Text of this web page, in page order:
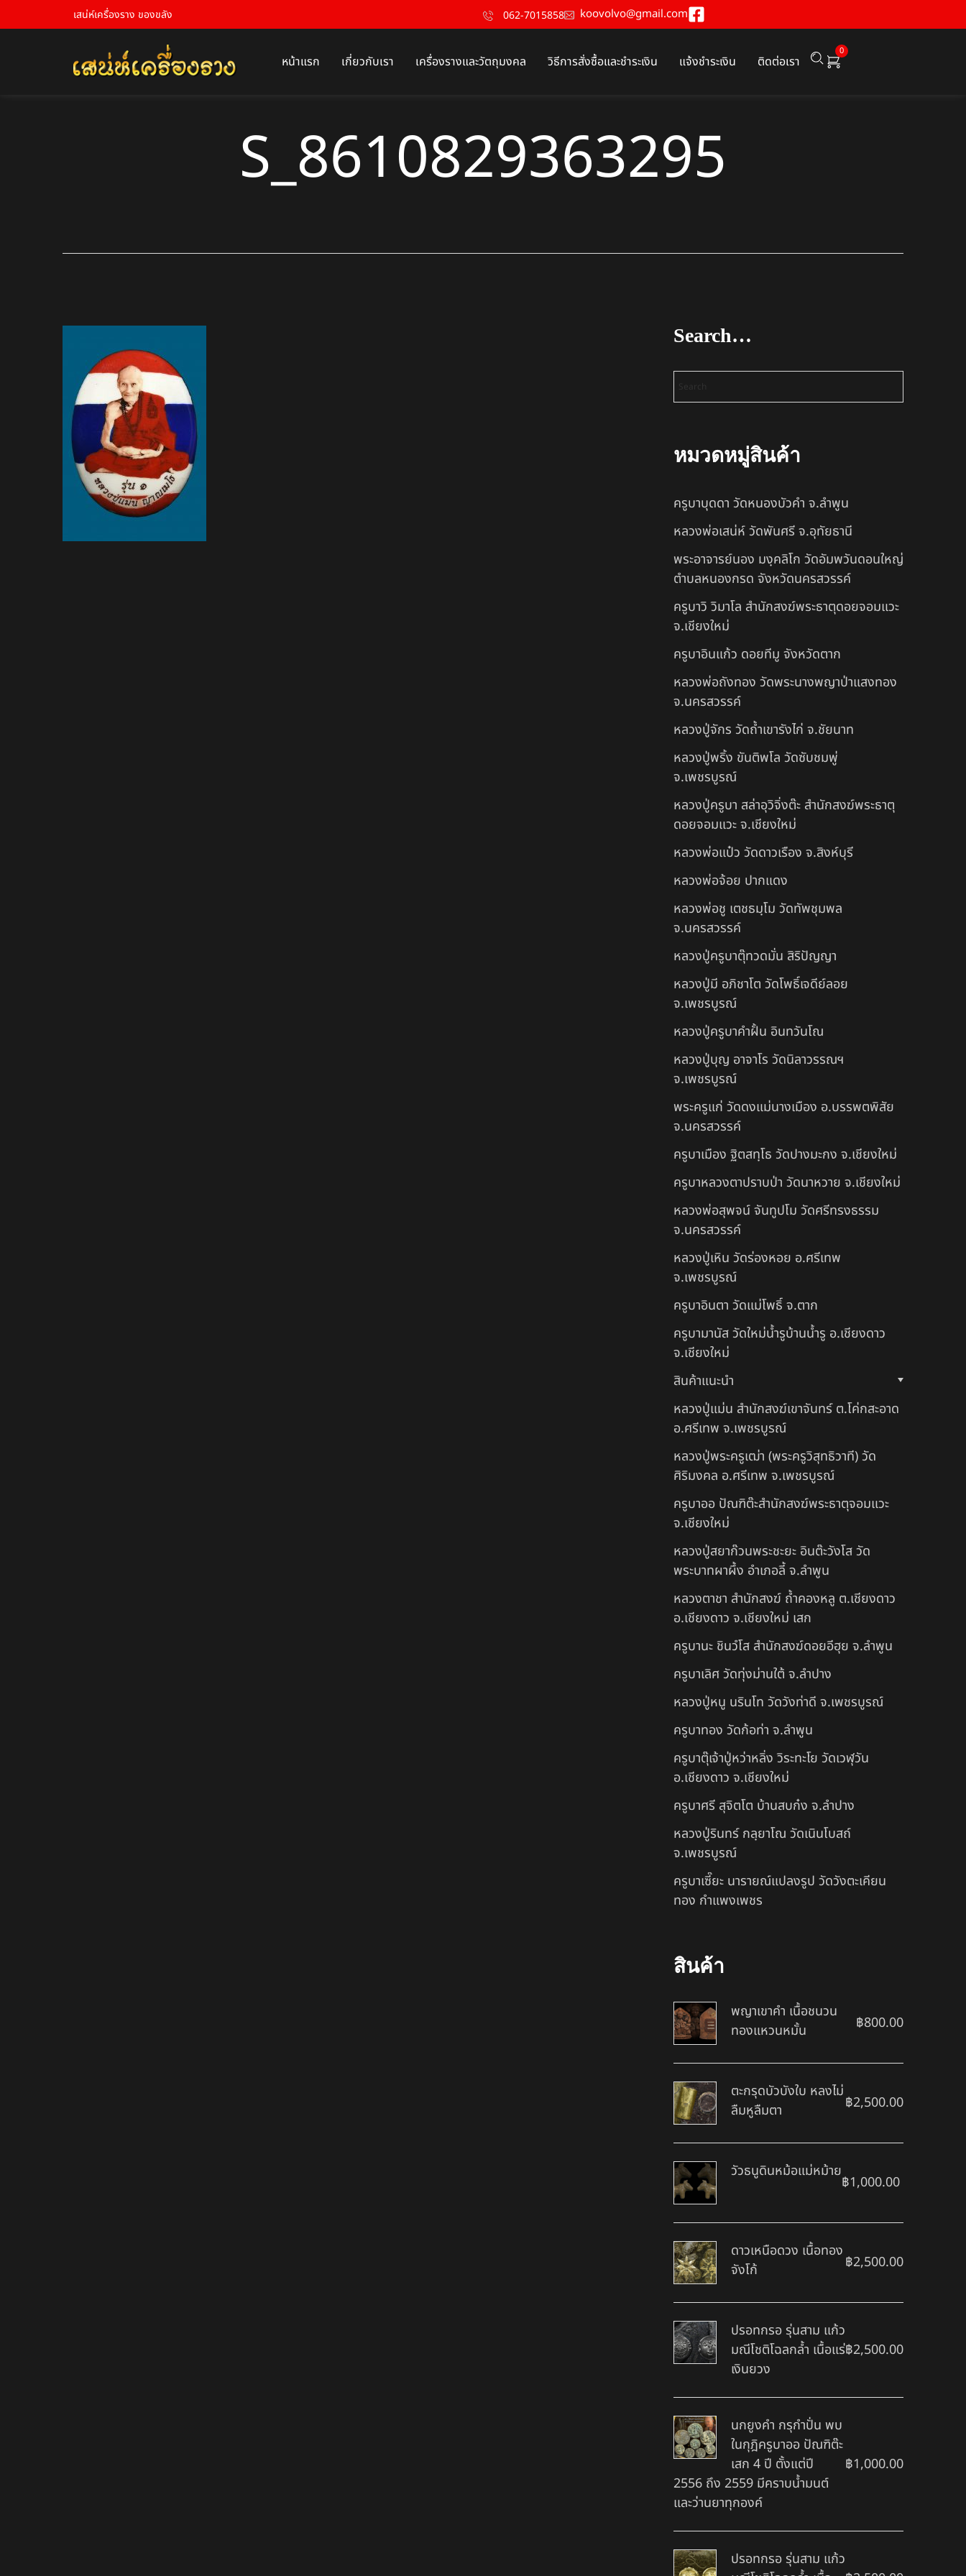
เสน่ห์เครื่องราง ของขลัง 062-7015858 koovolvo@gmail.com
หน้าแรก เกี่ยวกับเรา เครื่องรางและวัตถุมงคล วิธีการสั่งซื้อและชำระเงิน แจ้งชำระเงิน ติดต่อเรา
0
S_8610829363295
Search…
หมวดหมู่สินค้า
ครูบาบุดดา วัดหนองบัวคํา จ.ลําพูน
หลวงพ่อเสน่ห์ วัดพันศรี จ.อุทัยธานี
พระอาจารย์นอง มงฺคลิโก วัดอัมพวันดอนใหญ่
ตำบลหนองกรด จังหวัดนครสวรรค์
ครูบาวิ วิมาโล สำนักสงฆ์พระธาตุดอยจอมแวะ
จ.เชียงใหม่
ครูบาอินแก้ว ดอยทีมู จังหวัดตาก
หลวงพ่อถังทอง วัดพระนางพญาป่าแสงทอง
จ.นครสวรรค์
หลวงปู่จักร วัดถ้ำเขารังไก่ จ.ชัยนาท
หลวงปู่พริ้ง ขันติพโล วัดซับชมพู่
จ.เพชรบูรณ์
หลวงปู่ครูบา สล่าอุวิจิ่งต๊ะ สำนักสงฆ์พระธาตุ
ดอยจอมแวะ จ.เชียงใหม่
หลวงพ่อแป๋ว วัดดาวเรือง จ.สิงห์บุรี
หลวงพ่อจ้อย ปากแดง
หลวงพ่อชู เตชธมฺโม วัดทัพชุมพล
จ.นครสวรรค์
หลวงปู่ครูบาตุ๊ทวดมั่น สิริปัญญา
หลวงปู่มี อภิชาโต วัดโพธิ์เจดีย์ลอย
จ.เพชรบูรณ์
หลวงปู่ครูบาคำฝั้น อินทวันโณ
หลวงปู่บุญ อาจาโร วัดนิลาวรรณฯ
จ.เพชรบูรณ์
พระครูแก่ วัดดงแม่นางเมือง อ.บรรพตพิสัย
จ.นครสวรรค์
ครูบาเมือง ฐิตสทฺโธ วัดปางมะกง จ.เชียงใหม่
ครูบาหลวงตาปราบป่า วัดนาหวาย จ.เชียงใหม่
หลวงพ่อสุพจน์ จันทูปโม วัดศรีทรงธรรม
จ.นครสวรรค์
หลวงปู่เหิน วัดร่องหอย อ.ศรีเทพ
จ.เพชรบูรณ์
ครูบาอินตา วัดแม่โพธิ์ จ.ตาก
ครูบามานัส วัดใหม่น้ำรูบ้านน้ำรู อ.เชียงดาว
จ.เชียงใหม่
สินค้าแนะนำ
หลวงปู่แม่น สำนักสงฆ์เขาจันทร์ ต.โค่กสะอาด
อ.ศรีเทพ จ.เพชรบูรณ์
หลวงปู่พระครูเฒ่า (พระครูวิสุทธิวาที) วัด
ศิริมงคล อ.ศรีเทพ จ.เพชรบูรณ์
ครูบาออ ปัณฑิต๊ะสำนักสงฆ์พระธาตุจอมแวะ
จ.เชียงใหม่
หลวงปู่สยาก๊วนพระชะยะ อินต๊ะวังโส วัด
พระบาทผาผึ้ง อำเภอลี้ จ.ลำพูน
หลวงตาชา สำนักสงฆ์ ถ้ำคองหลู ต.เชียงดาว
อ.เชียงดาว จ.เชียงใหม่ เสก
ครูบานะ ชินวํโส สำนักสงฆ์ดอยอีฮุย จ.ลำพูน
ครูบาเลิศ วัดทุ่งม่านใต้ จ.ลำปาง
หลวงปู่หนู นรินโท วัดวังท่าดี จ.เพชรบูรณ์
ครูบาทอง วัดก้อท่า จ.ลำพูน
ครูบาตุ๊เจ้าปู่หว่าหลิ่ง วิระทะโย วัดเวฬุวัน
อ.เชียงดาว จ.เชียงใหม่
ครูบาศรี สุจิตโต บ้านสบก๋ง จ.ลำปาง
หลวงปู่รินทร์ กลฺยาโณ วัดเนินโบสถ์
จ.เพชรบูรณ์
ครูบาเซี๊ยะ นารายณ์แปลงรูป วัดวังตะเคียน
ทอง กำแพงเพชร
สินค้า
พญาเขาคำ เนื้อชนวน
ทองแหวนหมั้น
฿800.00
ตะกรุดบัวบังใบ หลงไม่
ลืมหูลืมตา
฿2,500.00
วัวธนูดินหม้อแม่หม้าย
฿1,000.00
ดาวเหนือดวง เนื้อทอง
จังโก้
฿2,500.00
ปรอทกรอ รุ่นสาม แก้ว
มณีโชติโฉลกล้ำ เนื้อแร่
เงินยวง
฿2,500.00
นกยูงคำ กรุกำปั่น พบ
ในกุฎิครูบาออ ปัณฑิต๊ะ
เสก 4 ปี ตั้งแต่ปี
2556 ถึง 2559 มีคราบน้ำมนต์
และว่านยาทุกองค์
฿1,000.00
ปรอทกรอ รุ่นสาม แก้ว